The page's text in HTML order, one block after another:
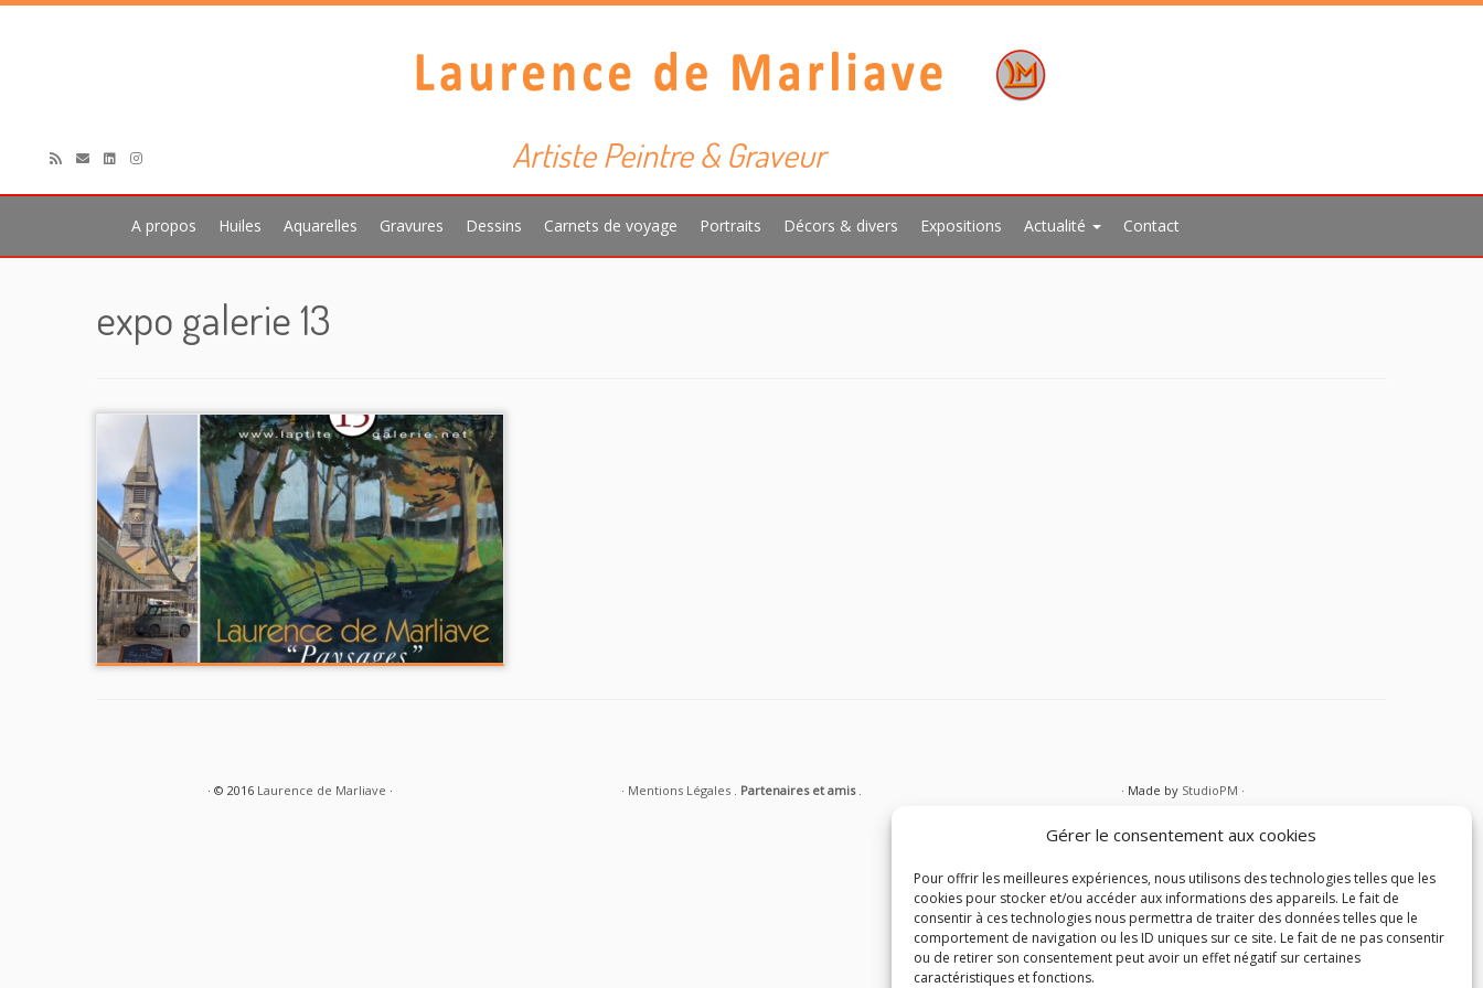
Gérer le consentement aux cookies
Pour offrir les meilleures expériences, nous utilisons des technologies telles que les
cookies pour stocker et/ou accéder aux informations des appareils. Le fait de
consentir à ces technologies nous permettra de traiter des données telles que le
comportement de navigation ou les ID uniques sur ce site. Le fait de ne pas consentir
ou de retirer son consentement peut avoir un effet négatif sur certaines
caractéristiques et fonctions.
Artiste Peintre & Graveur
A propos Huiles Aquarelles Gravures Dessins Carnets de voyage Portraits Décors & divers Expositions Actualité Contact
expo galerie 13
· © 2016 Laurence de Marliave · · Mentions Légales . Partenaires et amis. · Made by StudioPM ·